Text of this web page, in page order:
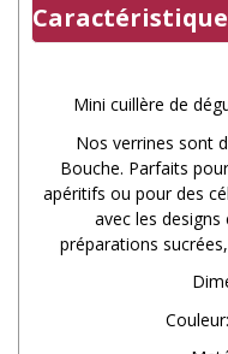
Mini cuillère de
Nos verrines sont
Bouche. Parfaits
apéritifs ou pour des
avec les
préparations